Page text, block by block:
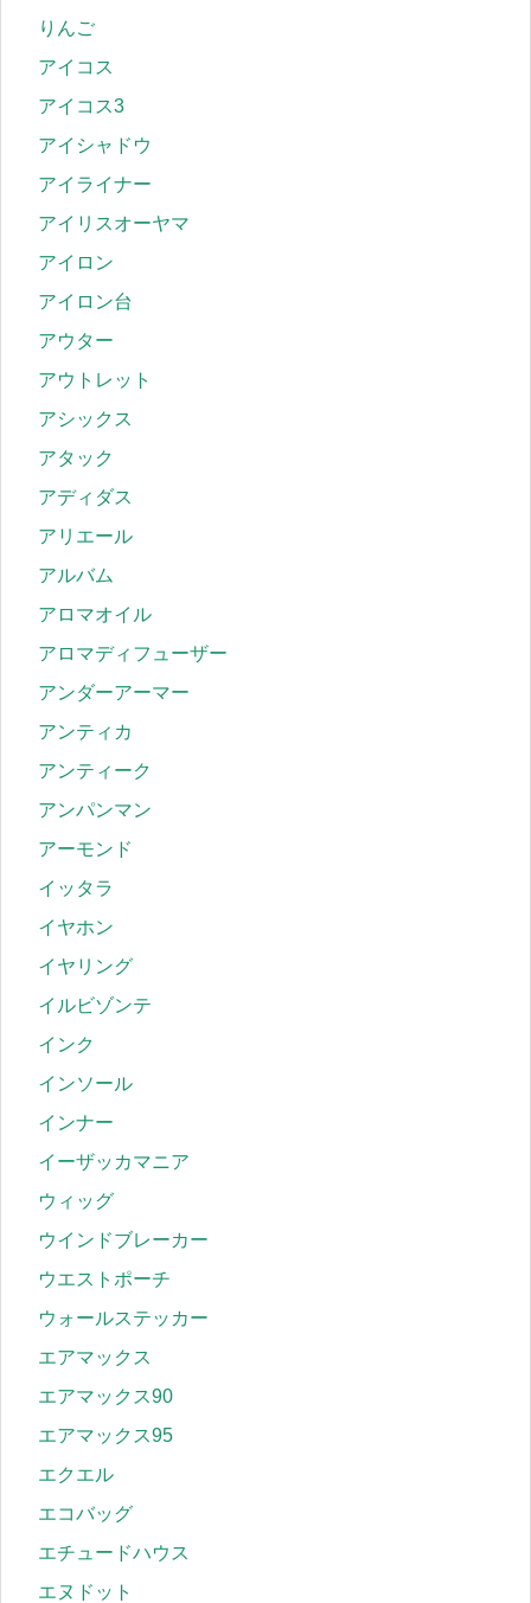
りんご
アイコス
アイコス3
アイシャドウ
アイライナー
アイリスオーヤマ
アイロン
アイロン台
アウター
アウトレット
アシックス
アタック
アディダス
アリエール
アルバム
アロマオイル
アロマディフューザー
アンダーアーマー
アンティカ
アンティーク
アンパンマン
アーモンド
イッタラ
イヤホン
イヤリング
イルビゾンテ
インク
インソール
インナー
イーザッカマニア
ウィッグ
ウインドブレーカー
ウエストポーチ
ウォールステッカー
エアマックス
エアマックス90
エアマックス95
エクエル
エコバッグ
エチュードハウス
エヌドット